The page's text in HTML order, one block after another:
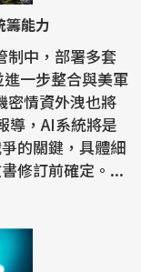
能力
制中，部署多套
一步整合與美軍
密情資外洩也將
的關鍵，具體細
修訂前確定。...